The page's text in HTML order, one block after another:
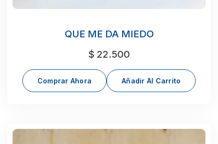
QUE ME DA MIEDO
$ 22.500
Comprar Ahora Añadir Al Carrito